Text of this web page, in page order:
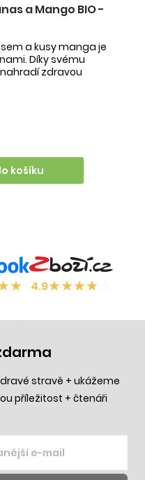
a Mango BIO -
a kusy manga je
Díky svému
zdravou
košíku
★ 4.9★★★★
stravě + ukážeme
příležitost + čtenáři